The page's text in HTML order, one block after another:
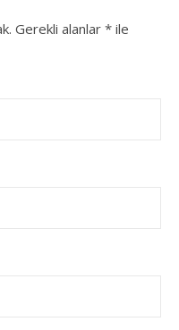
Gerekli alanlar * ile